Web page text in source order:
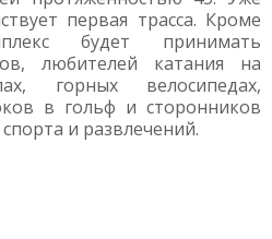
первая трасса. Кроме
будет принимать
любителей катания на
горных велосипедах,
в гольф и сторонников
и развлечений.